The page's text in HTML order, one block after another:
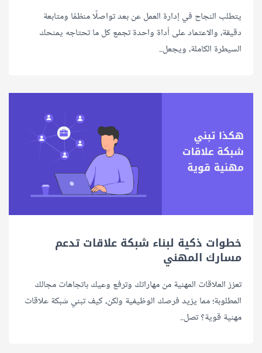
يتطلب النجاح في إدارة العمل عن بعد تواصلًا منظمًا ومتابعة
دقيقة، والاعتماد على أداة واحدة تجمع كل ما تحتاجه يمنحك
السيطرة الكاملة، ويجعل..
خطوات ذكية لبناء شبكة علاقات تدعم
مسارك المهني
تعزز العلاقات المهنية من مهاراتك وترفع وعيك باتجاهات مجالك
المطلوبة؛ مما يزيد فرصك الوظيفية ولكن، كيف تبني شبكة علاقات
مهنية قوية؟ تصل..